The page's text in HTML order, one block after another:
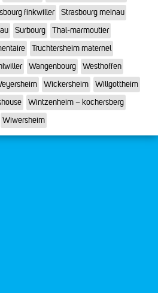
finkwiller
Strasbourg meinau
Surbourg
Thal-marmoutier
Truchtersheim maternel
Wangenbourg
Westhoffen
Wickersheim
Willgottheim
Wintzenheim – kochersberg
Wiwersheim